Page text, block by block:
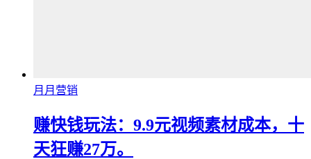
月月营销
赚快钱玩法：9.9元视频素材成本，十
天狂赚27万。